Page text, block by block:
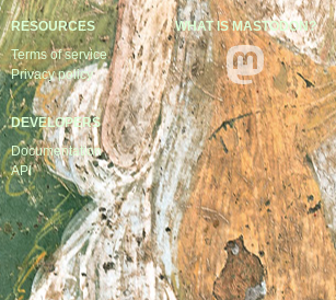
RESOURCES
Terms of service
Privacy policy
DEVELOPERS
Documentation
API
WHAT IS MASTODON?